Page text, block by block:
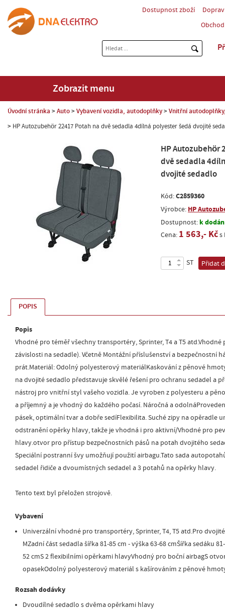
Dostupnost zboží
Zobrazit menu
Úvodní stránka Auto Vybavení vozidla, autodoplňky Vnitřní
HP Autozubehör 22417 Potah na dvě sedadla 4dílná polyester šedá dvojité
HP Autozubehör
dvě sedadla
dvojité sedadlo
Kód:C2859360
Výrobce: HP
Dostupnost:k
Cena: 1 563,- Kčs
ST Přidat
POPIS
Popis
Vhodné pro téměř všechny transportéry, Sprinter, T4 a T5 atd.Vhodné
závislosti na sedadle). Včetně Montážní příslušenství a bezpečnostní
prát.Materiál: Odolný polyesterový materiálKaskování z pěnové
na dvojité sedadlo představuje skvělé řešení pro ochranu sedadel a
nástroj pro vnitřní styl vašeho vozidla. Je vyroben z polyesteru a
a příjemný a je vhodný do každého počasí. Náročná a
pásek, optimální tvar a dobře sedíFlexibilita. Suché zipy na opěradle
odstranění opěrky hlavy, takže je vhodná i pro aktivní/Vhodné pro
hlavy.otvor pro přístup bezpečnostních pásů na potah dvojitého
Speciální postranní švy umožňují použití airbagu.Tato sada
sedadel řidiče a dvoumístných sedadel a 3 potahů na opěrky hlavy.
Tento text byl přeložen strojově.
Vybavení
Univerzální vhodné pro transportéry, Sprinter, T4, T5 atd.Pro
MZadní část sedadla šířka 81-85 cm - výška 63-68 cmŠířka sedáku
52 cmS 2 flexibilními opěrkami hlavyVhodný pro boční airbagS
opasekOdolný polyesterový materiál s kašírováním z pěnové
Rozsah dodávky
Dvoudílné sedadlo s dvěma opěrkami hlavy